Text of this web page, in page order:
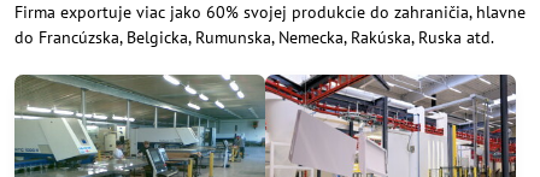
Firma exportuje viac jako 60% svojej produkcie do zahraničia, hlavne
do Francúzska, Belgicka, Rumunska, Nemecka, Rakúska, Ruska atd.